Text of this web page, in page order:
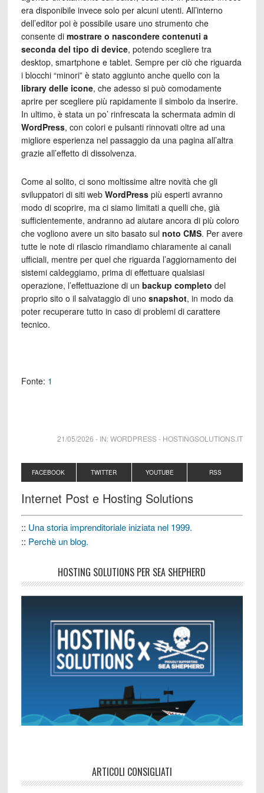
era disponibile invece solo per alcuni utenti. All’interno
dell’editor poi è possibile usare uno strumento che
consente di mostrare o nascondere contenuti a
seconda del tipo di device, potendo scegliere tra
desktop, smartphone e tablet. Sempre per ciò che riguarda
i blocchi “minori” è stato aggiunto anche quello con la
library delle icone, che adesso si può comodamente
aprire per scegliere più rapidamente il simbolo da inserire.
In ultimo, è stata un po’ rinfrescata la schermata admin di
WordPress, con colori e pulsanti rinnovati oltre ad una
migliore esperienza nel passaggio da una pagina all’altra
grazie all’effetto di dissolvenza.
Come al solito, ci sono moltissime altre novità che gli
sviluppatori di siti web WordPresspiù esperti avranno
modo di scoprire, ma ci siamo limitati a quelli che, già
sufficientemente, andranno ad aiutare ancora di più coloro
che vogliono avere un sito basato sul noto CMS. Per avere
tutte le note di rilascio rimandiamo chiaramente ai canali
ufficiali, mentre per quel che riguarda l’aggiornamento dei
sistemi caldeggiamo, prima di effettuare qualsiasi
operazione, l’effettuazione di un backup completo del
proprio sito o il salvataggio di uno snapshot, in modo da
poter recuperare tutto in caso di problemi di carattere
tecnico.
Fonte: 1
21/05/2026 - IN:WORDPRESS- HOSTINGSOLUTIONS.IT
FACEBOOK TWITTER YOUTUBE RSS
Internet Post e Hosting Solutions
:: Una storia imprenditoriale iniziata nel 1999.
:: Perchè un blog.
HOSTING SOLUTIONS PER SEA SHEPHERD
ARTICOLI CONSIGLIATI